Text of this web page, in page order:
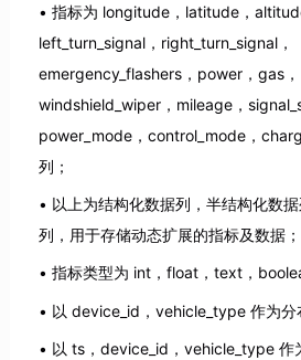
指标为 longitude，latitude，
left_turn_signal，right_turn_signal，
emergency_flashers，power，gas，
windshield_wiper，mileage，
power_mode，control_mode，
列；
以上为结构化数据列，半结构化数
列，用于存储动态扩展的指标及数据；
指标类型为 int，float，text，
以 device_id，vehicle_type 作为分
以 ts，device_id，vehicle_type 作